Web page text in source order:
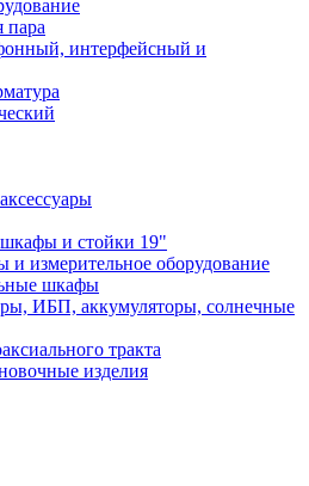
пара
интерфейсный и
и стойки 19"
и измерительное оборудование
шкафы
ИБП, аккумуляторы, солнечные
тракта
изделия